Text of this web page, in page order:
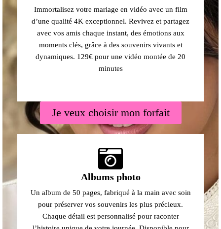
Immortalisez votre mariage en vidéo avec un film
d’une qualité 4K exceptionnel. Revivez et partagez
avec vos amis chaque instant, des émotions aux
moments clés, grâce à des souvenirs vivants et
dynamiques. 129€ pour une vidéo montée de 20
minutes
Je veux choisir mon forfait
Albums photo
Un album de 50 pages, fabriqué à la main avec soin
pour préserver vos souvenirs les plus précieux.
Chaque détail est personnalisé pour raconter